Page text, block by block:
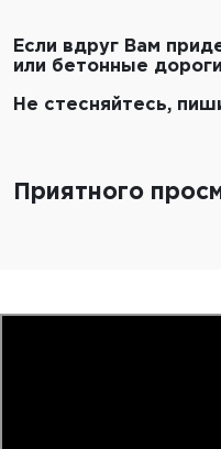
Если вдруг Вам
или бетонные
Не стесняйтесь,
Приятного